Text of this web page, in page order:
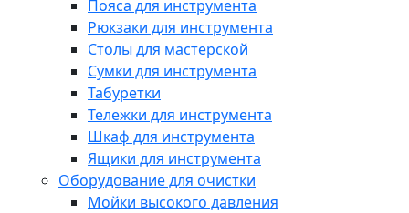
Пояса для инструмента
Рюкзаки для инструмента
Столы для мастерской
Сумки для инструмента
Табуретки
Тележки для инструмента
Шкаф для инструмента
Ящики для инструмента
Оборудование для очистки
Мойки высокого давления